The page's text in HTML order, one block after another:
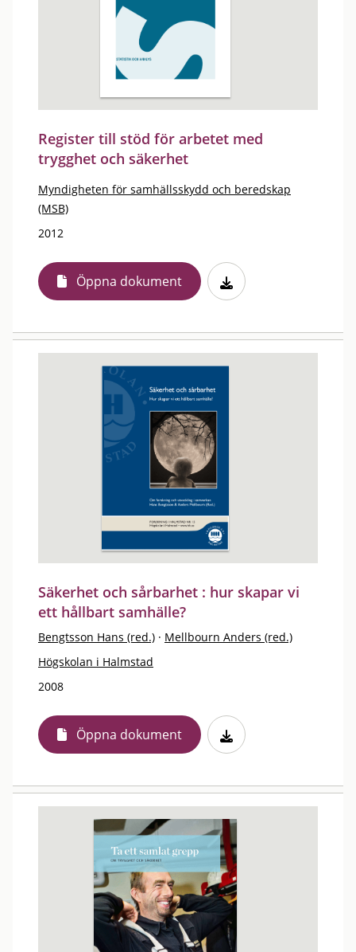
Register till stöd för arbetet med
trygghet och säkerhet
Myndigheten för samhällsskydd och beredskap
(MSB)
2012
Öppna dokument
Säkerhet och sårbarhet : hur skapar vi
ett hållbart samhälle?
Bengtsson Hans (red.) · Mellbourn Anders (red.)
Högskolan i Halmstad
2008
Öppna dokument